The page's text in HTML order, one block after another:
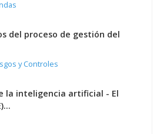
del proceso de gestión del
y Controles
la inteligencia artificial - El